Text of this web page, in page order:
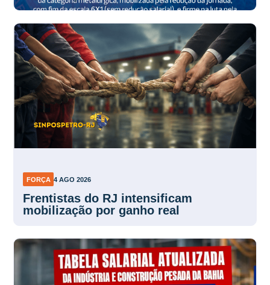
FORÇA 4 AGO 2026
Frentistas do RJ intensificam
mobilização por ganho real